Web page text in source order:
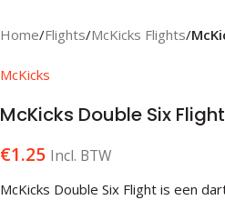
Home Flights McKicks Flights
McKicks
McKicks Double Six Flight
€1.25 Incl. BTW
McKicks Double Six Flight is een